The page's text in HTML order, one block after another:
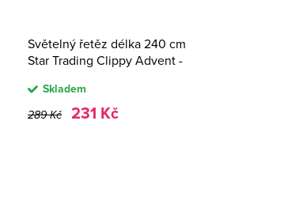
Světelný řetěz délka 240 cm
Star Trading Clippy Advent -
Skladem
289 Kč 231 Kč